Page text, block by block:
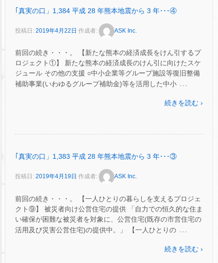
｢真実の口」1,384 平成 28 年熊本地震から 3 年･･･④
投稿日: 2019年4月22日 作成者: ASK Inc.
前回の続き・・・。 【新たな熊本の経済成長をけん引するプ
ロジェクト①】 新たな熊本の経済成長のけん引に向けたスケ
ジュール その他の支援 ○中小企業等グループ施設等復旧整備
補助事業(いわゆるグループ補助金)等を活用した中小 …
続きを読む ›
｢真実の口」1,383 平成 28 年熊本地震から 3 年･･･③
投稿日: 2019年4月19日 作成者: ASK Inc.
前回の続き・・・。 【一人ひとりの暮らしを支えるプロジェ
クト⑨】 被災者向け公営住宅の提供 「自力での恒久的な住ま
い確保が困難な被災者を対象に、公営住宅(既存の市営住宅の
活用及び災害公営住宅)の提供中。」 【一人ひとりの …
続きを読む ›